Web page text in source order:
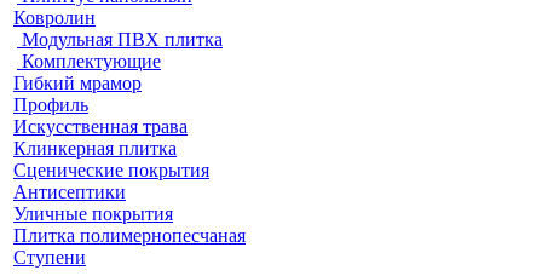
Ковролин
Модульная ПВХ плитка
Комплектующие
Гибкий мрамор
Профиль
Искусственная трава
Клинкерная плитка
Сценические покрытия
Антисептики
Уличные покрытия
Плитка полимернопесчаная
Ступени